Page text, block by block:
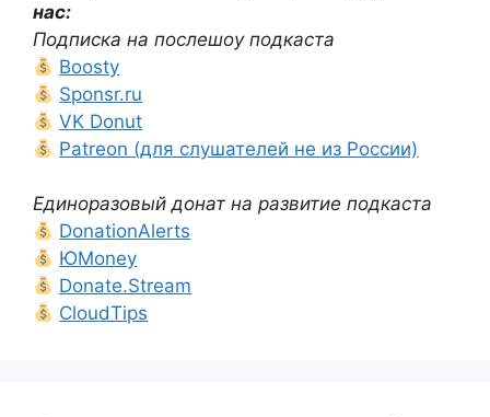
нас:
Подписка на послешоу подкаста
Boosty
Sponsr.ru
VK Donut
Patreon (для слушателей не из России)
Единоразовый донат на развитие подкаста
DonationAlerts
ЮMoney
Donate.Stream
CloudTips